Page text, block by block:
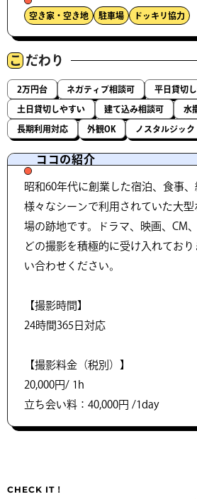
空き家・空き地 駐車場 ドッキリ協力
こ だわり
2万円台 ネガティブ相談可 平日貸切
土日貸切しやすい 建て込み相談可 水
長期利用対応 外観OK ノスタルジック
ココの紹介
昭和60年代に創業した宿泊、食事、
様々なシーンで利用されていた大
場の跡地です。ドラマ、映画、CM
どの撮影を積極的に受け入れてお
い合わせください。
【撮影時間】
24時間365日対応
【撮影料金（税別）】
20,000円/ 1h
立ち会い料：40,000円 /1day